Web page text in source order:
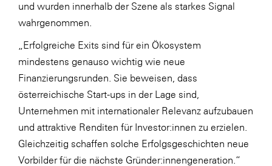
und wurden innerhalb der Szene als starkes Signal
wahrgenommen.
„Erfolgreiche Exits sind für ein Ökosystem
mindestens genauso wichtig wie neue
Finanzierungsrunden. Sie beweisen, dass
österreichische Start-ups in der Lage sind,
Unternehmen mit internationaler Relevanz aufzubauen
und attraktive Renditen für Investor:innen zu erzielen.
Gleichzeitig schaffen solche Erfolgsgeschichten neue
Vorbilder für die nächste Gründer:innengeneration.“